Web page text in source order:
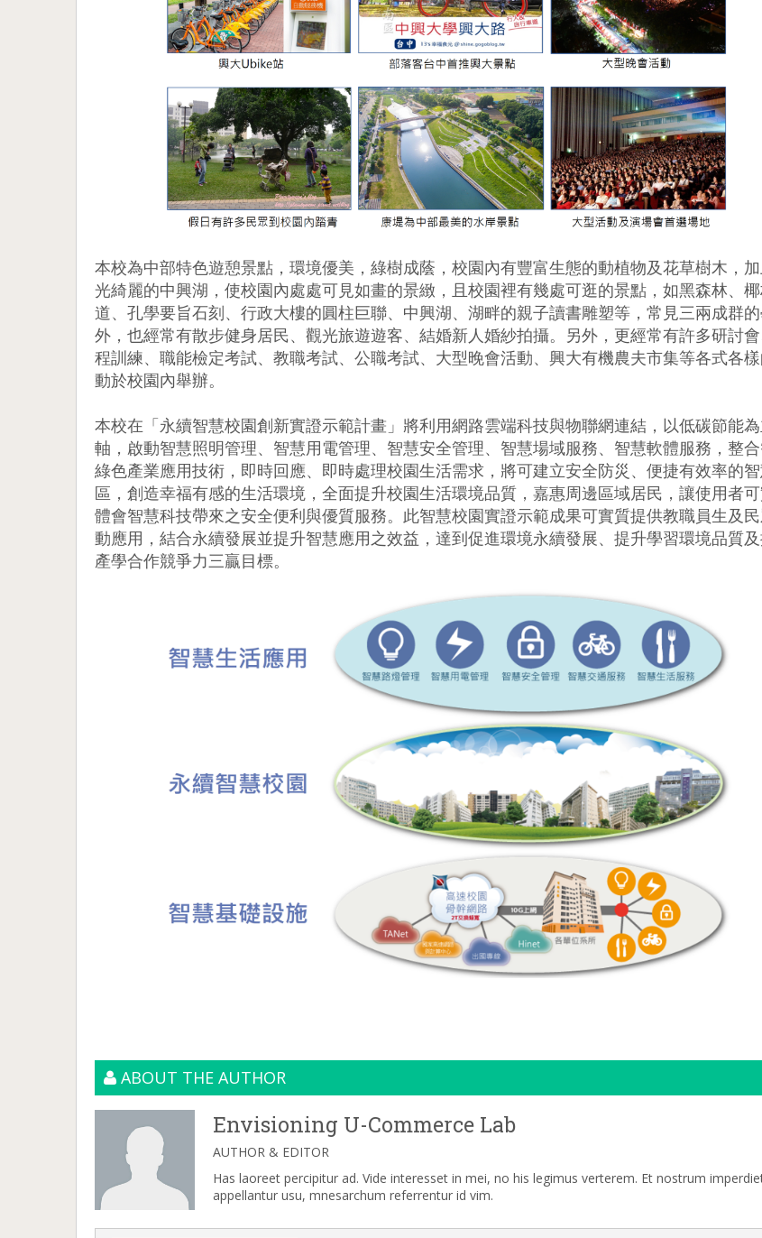
本校為中部特色遊憩景點，環境優美，綠樹成蔭，校園內有豐富生態的動植物及花草樹木，
光綺麗的中興湖，使校園內處處可見如畫的景緻，且校園裡有幾處可逛的景點，如黑森林、
道、孔學要旨石刻、行政大樓的圓柱巨聯、中興湖、湖畔的親子讀書雕塑等，常見三兩成群
外，也經常有散步健身居民、觀光旅遊遊客、結婚新人婚紗拍攝。另外，更經常有許多研討
程訓練、職能檢定考試、教職考試、公職考試、大型晚會活動、興大有機農夫市集等各式各
動於校園內舉辦。
本校在「永續智慧校園創新實證示範計畫」將利用網路雲端科技與物聯網連結，以低碳節能
軸，啟動智慧照明管理、智慧用電管理、智慧安全管理、智慧場域服務、智慧軟體服務，整
綠色產業應用技術，即時回應、即時處理校園生活需求，將可建立安全防災、便捷有效率的
區，創造幸福有感的生活環境，全面提升校園生活環境品質，嘉惠周邊區域居民，讓使用者
體會智慧科技帶來之安全便利與優質服務。此智慧校園實證示範成果可實質提供教職員生及
動應用，結合永續發展並提升智慧應用之效益，達到促進環境永續發展、提升學習環境品質
產學合作競爭力三贏目標。
ABOUT THE AUTHOR
Envisioning U-Commerce Lab
AUTHOR & EDITOR
Has laoreet percipitur ad. Vide interesset in mei, no his legimus verterem. Et nostrum
appellantur usu, mnesarchum referrentur id vim.